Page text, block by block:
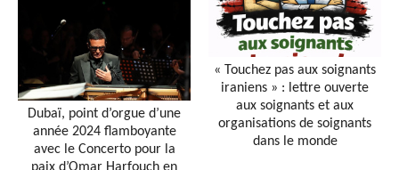
Dubaï, point d’orgue d’une
année 2024 flamboyante
avec le Concerto pour la
paix d’Omar Harfouch en
« Touchez pas aux soignants
iraniens » : lettre ouverte
aux soignants et aux
organisations de soignants
dans le monde